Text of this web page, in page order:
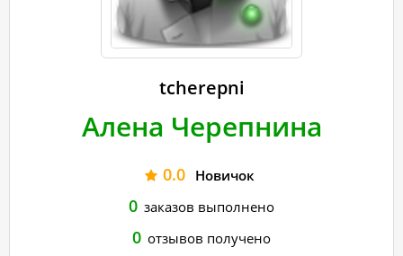
tcherepni
Алена Черепнина
0.0 Новичок
0 заказов выполнено
0 отзывов получено